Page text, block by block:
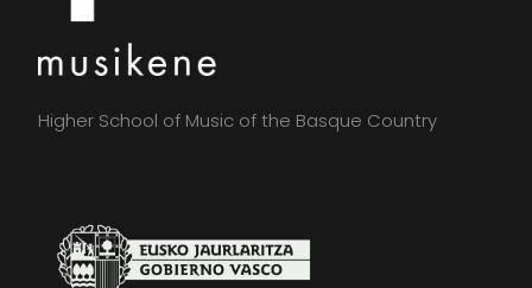
Higher School of Music of the Basque Country